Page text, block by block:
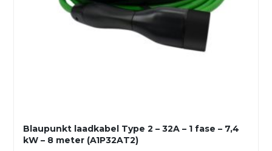
Blaupunkt laadkabel Type 2 – 32A – 1 fase – 7,4
kW – 8 meter (A1P32AT2)